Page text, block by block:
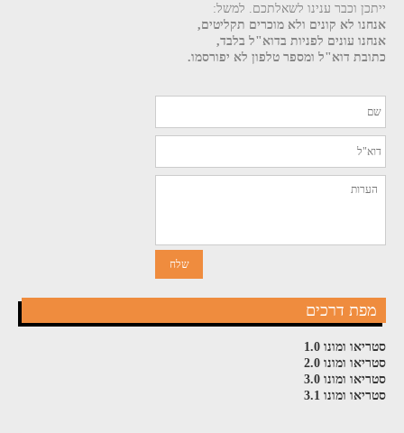
ייתכן וכבר ענינו לשאלתכם. למשל:
אנחנו לא קונים ולא מוכרים תקליטים,
אנחנו עונים לפניות בדוא"ל בלבד,
כתובת דוא"ל ומספר טלפון לא יפורסמו.
מפת דרכים
סטריאו ומונו 1.0
סטריאו ומונו 2.0
סטריאו ומונו 3.0
סטריאו ומונו 3.1